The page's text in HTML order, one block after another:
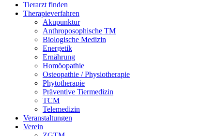
Tierarzt finden
Therapieverfahren
Akupunktur
Anthroposophische TM
Biologische Medizin
Energetik
Ernährung
Homöopathie
Osteopathie / Physiotherapie
Phytotherapie
Präventive Tiermedizin
TCM
Telemedizin
Veranstaltungen
Verein